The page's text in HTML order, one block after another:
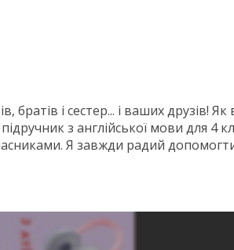
братів і сестер... і ваших друзів! Як
з англійської мови для 4
Я завжди радий